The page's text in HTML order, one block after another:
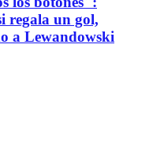
regala un gol,
a Lewandowski